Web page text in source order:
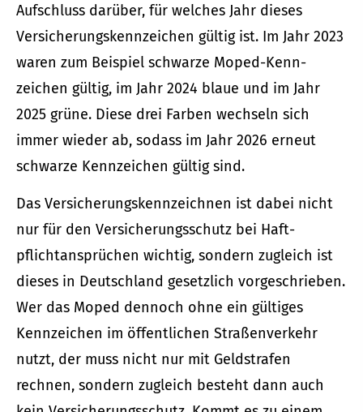
Aufschluss darüber, für welches Jahr dieses
Versicherungskennzeichen gültig ist. Im Jahr 2023
waren zum Beispiel schwarze Moped-Kenn­
zeichen gültig, im Jahr 2024 blaue und im Jahr
2025 grüne. Diese drei Farben wechseln sich
immer wieder ab, sodass im Jahr 2026 erneut
schwarze Kenn­zeichen gültig sind.
Das Versicherungskennzeichnen ist dabei nicht
nur für den Versicherungsschutz bei Haft­
pflichtansprüchen wichtig, sondern zugleich ist
dieses in Deutschland gesetzlich vorgeschrieben.
Wer das Moped dennoch ohne ein gültiges
Kenn­zeichen im öffentlichen Straßenverkehr
nutzt, der muss nicht nur mit Geldstrafen
rechnen, sondern zugleich besteht dann auch